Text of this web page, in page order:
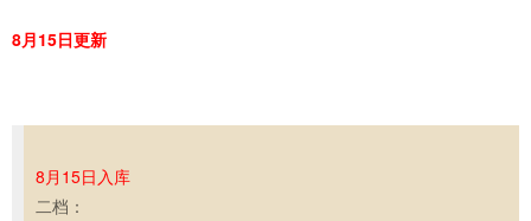
8月15日更新
8月15日入库
二档：